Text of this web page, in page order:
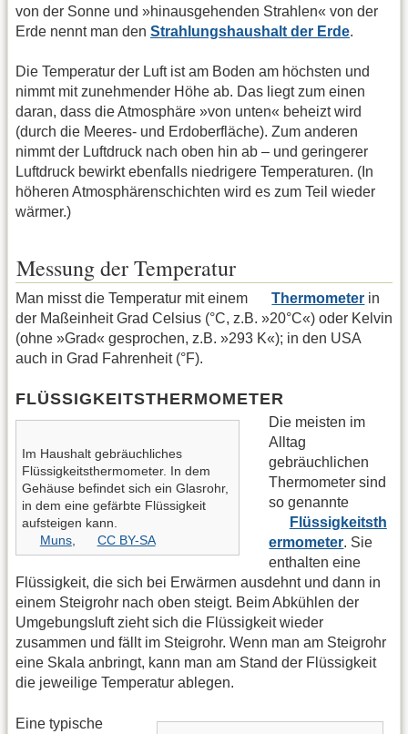
von der Sonne und »hinausgehenden Strahlen« von der
Erde nennt man den Strahlungshaushalt der Erde.
Die Temperatur der Luft ist am Boden am höchsten und
nimmt mit zunehmender Höhe ab. Das liegt zum einen
daran, dass die Atmosphäre »von unten« beheizt wird
(durch die Meeres- und Erdoberfläche). Zum anderen
nimmt der Luftdruck nach oben hin ab – und geringerer
Luftdruck bewirkt ebenfalls niedrigere Temperaturen. (In
höheren Atmosphärenschichten wird es zum Teil wieder
wärmer.)
Messung der Temperatur
Man misst die Temperatur mit einem Thermometer in
der Maßeinheit Grad Celsius (°C, z.B. »20°C«) oder Kelvin
(ohne »Grad« gesprochen, z.B. »293 K«); in den USA
auch in Grad Fahrenheit (°F).
FLÜSSIGKEITSTHERMOMETER
Im Haushalt gebräuchliches
Flüssigkeitsthermometer. In dem
Gehäuse befindet sich ein Glasrohr,
in dem eine gefärbte Flüssigkeit
aufsteigen kann.
Muns, CC BY-SA
Die meisten im
Alltag
gebräuchlichen
Thermometer sind
so genannte
Flüssigkeitsth
ermometer. Sie
enthalten eine
Flüssigkeit, die sich bei Erwärmen ausdehnt und dann in
einem Steigrohr nach oben steigt. Beim Abkühlen der
Umgebungsluft zieht sich die Flüssigkeit wieder
zusammen und fällt im Steigrohr. Wenn man am Steigrohr
eine Skala anbringt, kann man am Stand der Flüssigkeit
die jeweilige Temperatur ablegen.
Eine typische